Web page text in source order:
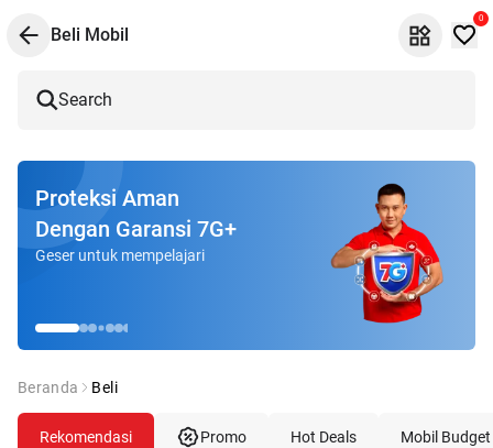
Beli Mobil
0
Search
Proteksi Aman
Dengan Garansi 7G+
Geser untuk mempelajari
Beranda Beli
Rekomendasi Promo Hot Deals Mobil Budget